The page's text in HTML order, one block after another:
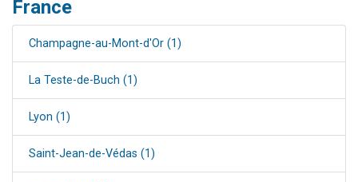
12 nouvelles musiques dans Torah-Box Music
3 personnes viennent de nous rejoindre sur WhatsApp
France
Champagne-au-Mont-d'Or (1)
La Teste-de-Buch (1)
Lyon (1)
Saint-Jean-de-Védas (1)